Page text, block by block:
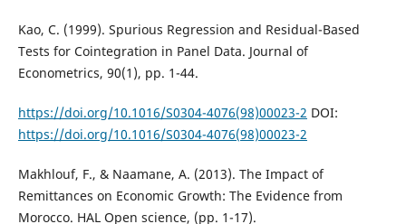
Kao, C. (1999). Spurious Regression and Residual-Based
Tests for Cointegration in Panel Data. Journal of
Econometrics, 90(1), pp. 1-44.
https://doi.org/10.1016/S0304-4076(98)00023-2 DOI:
https://doi.org/10.1016/S0304-4076(98)00023-2
Makhlouf, F., & Naamane, A. (2013). The Impact of
Remittances on Economic Growth: The Evidence from
Morocco. HAL Open science, (pp. 1-17).